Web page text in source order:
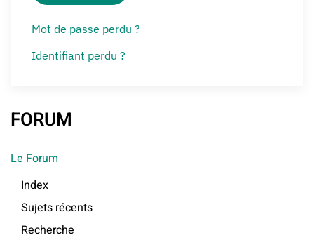
Mot de passe perdu ?
Identifiant perdu ?
FORUM
Le Forum
Index
Sujets récents
Recherche